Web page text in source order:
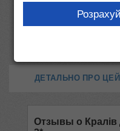
ДЕТАЛЬНО ПРО